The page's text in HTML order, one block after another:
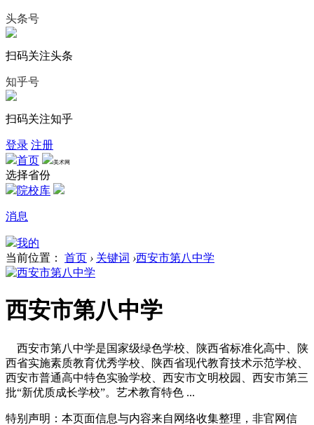
头条号
扫码关注头条
知乎号
扫码关注知乎
登录 注册
首页
美术网
选择省份
院校库
消息
我的
当前位置：
首页 › 关键词 ›西安市第八中学
西安市第八中学
西安市第八中学是国家级绿色学校、陕西省标准化高中、陕
西省实施素质教育优秀学校、陕西省现代教育技术示范学校、
西安市普通高中特色实验学校、西安市文明校园、西安市第三
批“新优质成长学校”。艺术教育特色 ...
特别声明：本页面信息与内容来自网络收集整理，非官网信